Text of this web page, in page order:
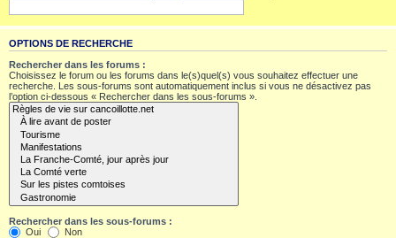
OPTIONS DE RECHERCHE
Rechercher dans les forums :
Choisissez le forum ou les forums dans le(s)quel(s) vous souhaitez effectuer une
recherche. Les sous-forums sont automatiquement inclus si vous ne désactivez pas
l’option ci-dessous « Rechercher dans les sous-forums ».
Rechercher dans les sous-forums :
Oui
Non